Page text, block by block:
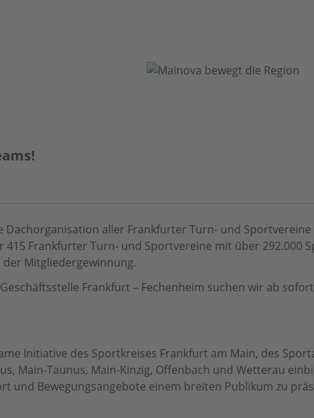
Dachorganisation aller Frankfurter Turn- und
Frankfurter Turn- und Sportvereine mit über
Mitgliedergewinnung.
Frankfurt – Fechenheim suchen wir ab
Initiative des Sportkreises Frankfurt am Main, des
Main-Taunus, Main-Kinzig, Offenbach und Wetterau
und Bewegungsangebote einem breiten Publikum zu